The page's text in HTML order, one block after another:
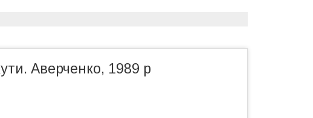
Аверченко, 1989 р